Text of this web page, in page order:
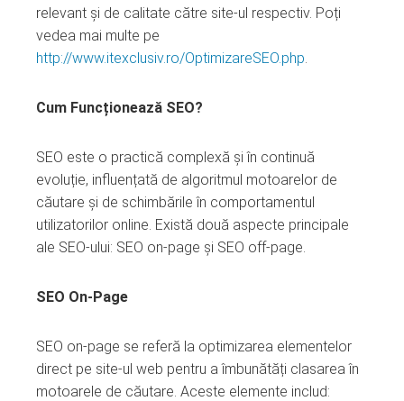
relevant și de calitate către site-ul respectiv. Poți
vedea mai multe pe
http://www.itexclusiv.ro/OptimizareSEO.php.
Cum Funcționează SEO?
SEO este o practică complexă și în continuă
evoluție, influențată de algoritmul motoarelor de
căutare și de schimbările în comportamentul
utilizatorilor online. Există două aspecte principale
ale SEO-ului: SEO on-page și SEO off-page.
SEO On-Page
SEO on-page se referă la optimizarea elementelor
direct pe site-ul web pentru a îmbunătăți clasarea în
motoarele de căutare. Aceste elemente includ: